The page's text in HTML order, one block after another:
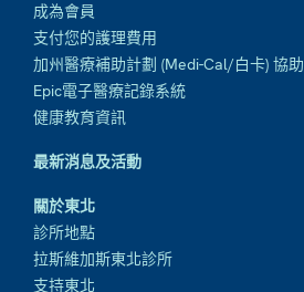
成為會員
支付您的護理費用
加州醫療補助計劃 (Medi-Cal/白卡) 協助
Epic電子醫療記錄系統
健康教育資訊
最新消息及活動
關於東北
診所地點
拉斯維加斯東北診所
支持東北